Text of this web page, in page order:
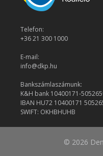
Telefon:
+36 21 300 1000
E-mail:
info@dkp.hu
Bankszámlaszámunk:
K&H bank 10400171-
IBAN HU72 10400171
SWIFT: OKHBHUHB
© 2026